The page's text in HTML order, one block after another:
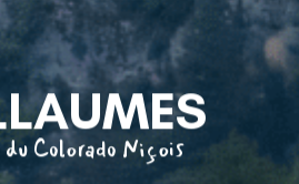
Colorado Niçois